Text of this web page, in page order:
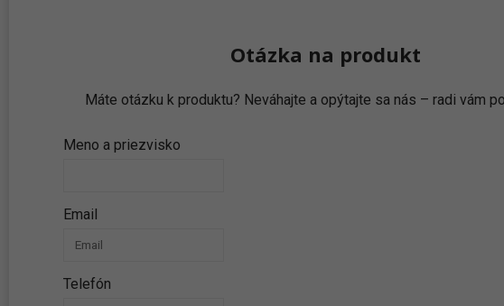
Otázka na produkt
Máte otázku k produktu? Neváhajte a opýtajte sa nás – radi vám
Meno a priezvisko
Email
Telefón